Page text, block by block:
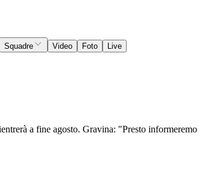
Squadre Video Foto
Live
a fine agosto. Gravina: "Presto informeremo